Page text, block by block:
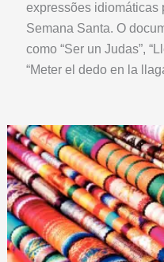
expressões idiomáticas
Semana Santa. O
como “Ser un Judas”,
“Meter el dedo en la